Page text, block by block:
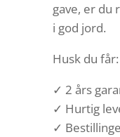
gave, er du
i god jord.
Husk du får:
✓ 2 års
✓ Hurtig
✓